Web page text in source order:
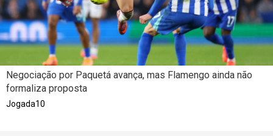
Negociação por Paquetá avança, mas Flamengo ainda não
formaliza proposta
Jogada10